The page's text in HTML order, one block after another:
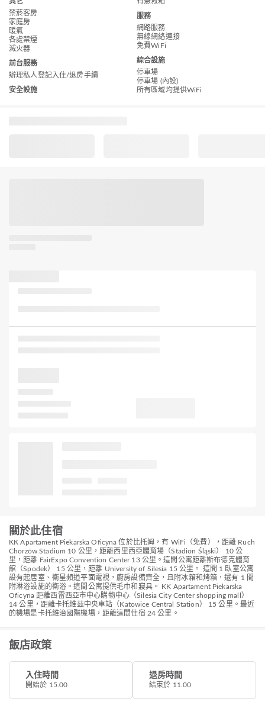
禁菸客房
家庭房
暖氣
各處禁煙
滅火器
前台服務
辦理私人登記入住/退房手續
安全設施
服務
網路服務
無線網絡連接
免費WiFi
綜合設施
停車場
停車場 (內設)
所有區域均提供WiFi
關於此住宿
KK Apartament Piekarska Oficyna 位於比托姆，有 WiFi（免費），距離 Ruch
Chorzów Stadium 10 公里，距離西里西亞體育場（Stadion Śląski） 10 公
里，距離 FairExpo Convention Center 13 公里。這間公寓距離斯布德克體育
館（Spodek） 15 公里，距離 University of Silesia 15 公里。 這間 1 臥室公寓
設有起居室、衛星頻道平面電視，廚房設備齊全，且附冰箱和烤箱，還有 1 間
附淋浴設施的衛浴。這間公寓提供毛巾和寢具。 KK Apartament Piekarska
Oficyna 距離西雷西亞市中心購物中心（Silesia City Center shopping mall）
14 公里，距離卡托維茲中央車站（Katowice Central Station） 15 公里。最近
的機場是卡托維治國際機場，距離這間住宿 24 公里。
飯店政策
入住時間
開始於 15.00
退房時間
結束於 11.00